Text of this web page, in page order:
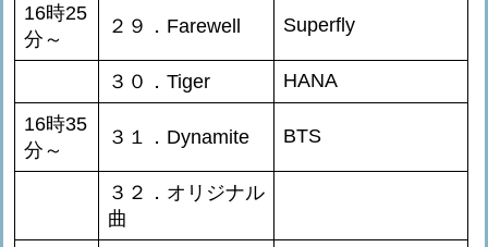
16時25
分～
２９．Farewell Superfly
３０．Tiger
HANA
16時35
分～
３１．Dynamite BTS
３２．オリジナル
曲